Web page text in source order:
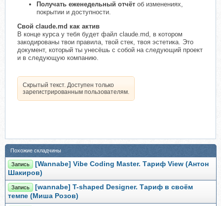
Получать еженедельный отчёт об изменениях,
покрытии и доступности.
Свой claude.md как актив
В конце курса у тебя будет файл claude.md, в котором
закодированы твои правила, твой стек, твоя эстетика. Это
документ, который ты унесёшь с собой на следующий проект
и в следующую компанию.
Скрытый текст. Доступен только
зарегистрированным пользователям.
Похожие складчины
Запись
[Wannabe] Vibe Coding Master. Тариф View (Антон
Шакиров)
Запись
[wannabe] T-shaped Designer. Тариф в своём
темпе (Миша Розов)